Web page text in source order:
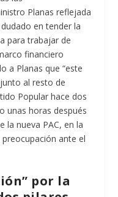
Planas reflejada
en tender la
para trabajar de
financiero
a Planas que “este
al resto de
Popular hace dos
unas horas después
la nueva PAC, en la
ante el
por la